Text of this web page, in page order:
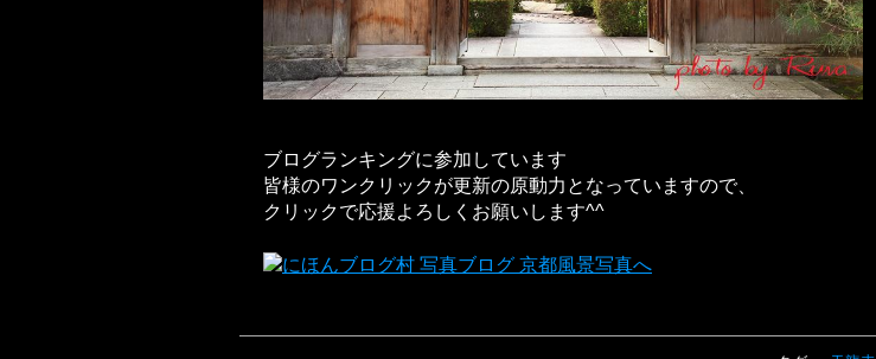
ブログランキングに参加しています
皆様のワンクリックが更新の原動力となっていますので、
クリックで応援よろしくお願いします^^